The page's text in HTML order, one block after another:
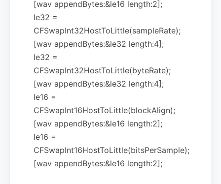
[wav appendBytes:&le16 length:2];
le32 =
CFSwapInt32HostToLittle(sampleRate);
[wav appendBytes:&le32 length:4];
le32 =
CFSwapInt32HostToLittle(byteRate);
[wav appendBytes:&le32 length:4];
le16 =
CFSwapInt16HostToLittle(blockAlign);
[wav appendBytes:&le16 length:2];
le16 =
CFSwapInt16HostToLittle(bitsPerSample);
[wav appendBytes:&le16 length:2];